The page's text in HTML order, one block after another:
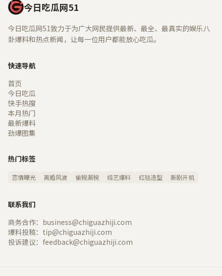
今日吃瓜网51
今日吃瓜网51致力于为广大网民提供最新、最全、最真实的娱乐八
卦爆料和热点新闻，让每一位用户都能放心吃瓜。
快速导航
首页
今日吃瓜
快手热搜
本月热门
最新爆料
劲爆图集
热门标签
恋情曝光 离婚风波 偷税漏税 综艺爆料 红毯造型 新剧开机
联系我们
商务合作：business@chiguazhiji.com
爆料投稿：tip@chiguazhiji.com
投诉建议：feedback@chiguazhiji.com